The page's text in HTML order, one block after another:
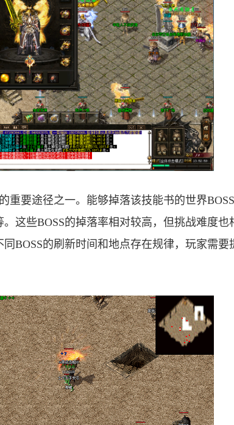
重要途径之一。能够掉落该技能书的世界
这些BOSS的掉落率相对较高，但挑战难度也
BOSS的刷新时间和地点存在规律，玩家需要